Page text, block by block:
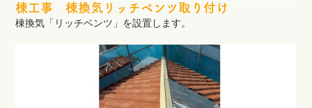
棟工事 棟換気リッチベンツ取り付け
棟換気「リッチベンツ」を設置します。